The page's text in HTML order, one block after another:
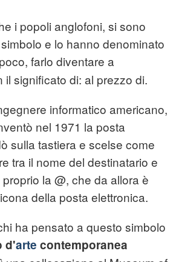
i popoli anglofoni, si sono
e lo hanno denominato
farlo diventare a
il significato di: al prezzo di.
informatico americano,
nel 1971 la posta
sulla tastiera e scelse come
tra il nome del destinatario e
la @, che da allora è
della posta elettronica.
ha pensato a questo simbolo
d'arte contemporanea